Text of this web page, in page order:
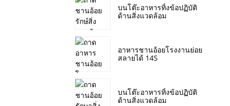
บนโต๊ะอาหารทิ้งข้อปฏิบัติ
ด้านสิ่งแวดล้อม
อาหารชานอ้อยโรงงานย่อย
สลายได้ 14S
บนโต๊ะอาหารทิ้งข้อปฏิบัติ
ด้านสิ่งแวดล้อม